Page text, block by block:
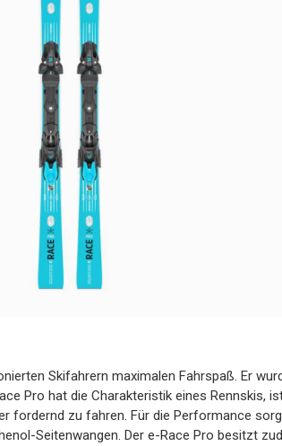
Skifahrern maximalen Fahrspaß. Er
Pro hat die Charakteristik eines Rennskis,
fordernd zu fahren. Für die Performance
Seitenwangen. Der e-Race Pro besitzt